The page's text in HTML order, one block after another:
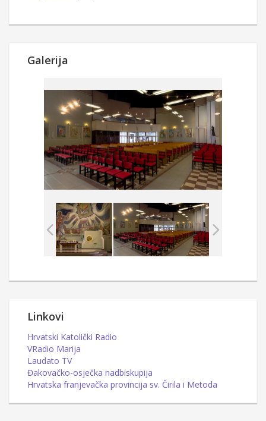
Galerija
Linkovi
Hrvatski Katolički Radio
VRadio Marija
Laudato TV
Đakovačko-osječka nadbiskupija
Hrvatska franjevačka provincija sv. Čirila i Metoda